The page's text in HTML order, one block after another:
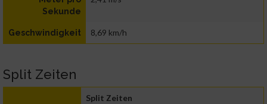
Sekunde
Geschwindigkeit 8,69 km/h
Split Zeiten
Split Zeiten